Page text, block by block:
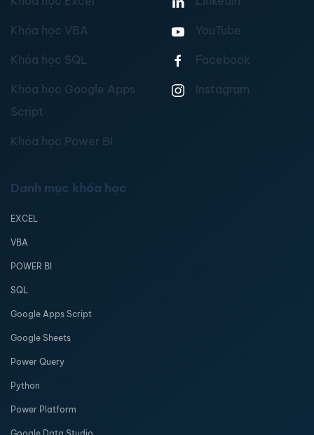
Khóa học VBA
Khóa học SQL
Khóa học Google Apps
Script
Khóa học Power BI
YouTube
Facebook
Instagram
Danh mục khóa học
EXCEL
VBA
POWER BI
SQL
Google Apps Script
Google Sheets
Power Query
Python
Power Platform